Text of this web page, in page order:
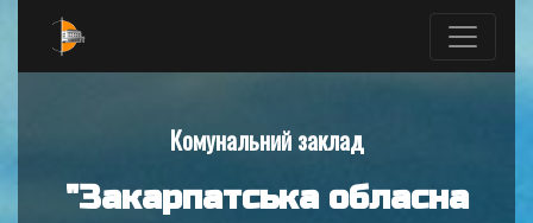
Комунальний заклад
"Закарпатська обласна